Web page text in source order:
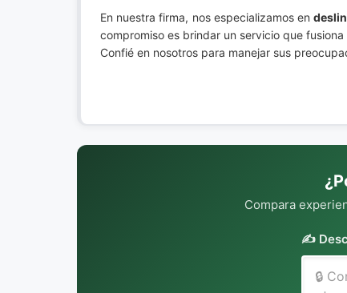
En nuestra firma, nos especializamos en
compromiso es brindar un servicio que
Confié en nosotros para manejar sus
Compara
✍️